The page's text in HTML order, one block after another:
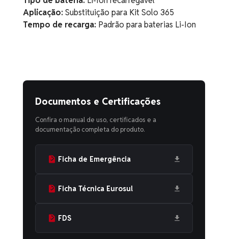
Aplicação: Substituição para Kit Solo 365
Tempo de recarga: Padrão para baterias Li-Ion
Documentos e Certificações
Confira o manual de uso, certificados e a
documentação completa do produto.
Ficha de Emergência
Ficha Técnica Eurosul
FDS